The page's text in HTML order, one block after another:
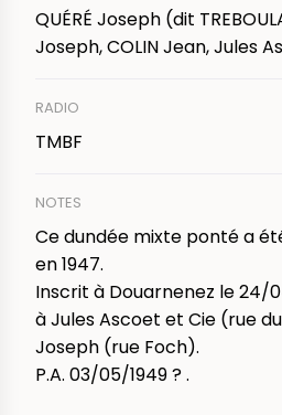
QUÉRÉ Joseph (dit
Joseph, COLIN Jean, Jules
RADIO
TMBF
NOTES
Ce dundée mixte ponté a
en 1947.
Inscrit à Douarnenez le 24/
à Jules Ascoet et Cie (rue
Joseph (rue Foch).
P.A. 03/05/1949 ? .